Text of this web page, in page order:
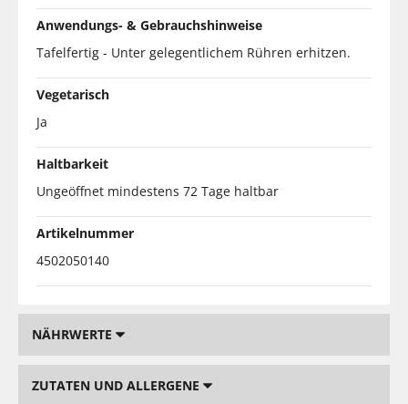
Anwendungs- & Gebrauchshinweise
Tafelfertig - Unter gelegentlichem Rühren erhitzen.
Vegetarisch
Ja
Haltbarkeit
Ungeöffnet mindestens 72 Tage haltbar
Artikelnummer
4502050140
NÄHRWERTE
ZUTATEN UND ALLERGENE